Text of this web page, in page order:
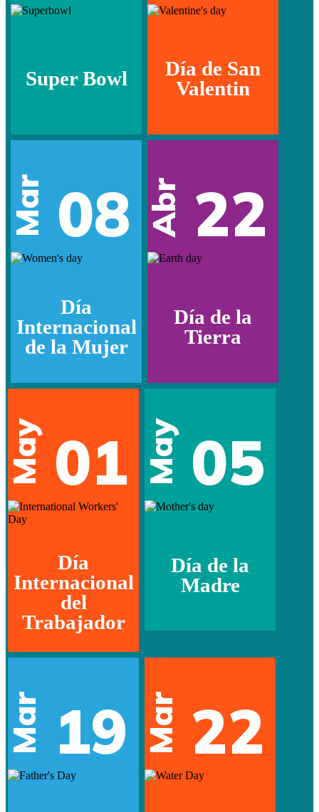
Super Bowl
Día de San
Valentin
Mar 08
Día
Internacional
de la Mujer
Abr 22
Día de la
Tierra
May 01
Día
Internacional
del
Trabajador
May 05
Día de la
Madre
Mar 19 Mar 22